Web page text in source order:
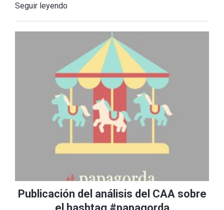
Seguir leyendo
Publicación del análisis del CAA sobre